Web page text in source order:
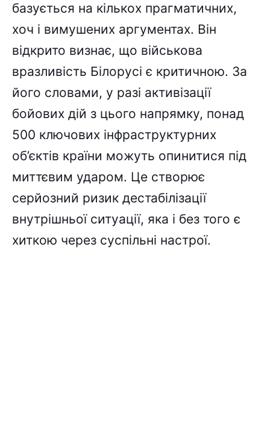
базується на кількох прагматичних,
хоч і вимушених аргументах. Він
відкрито визнає, що військова
вразливість Білорусі є критичною. За
його словами, у разі активізації
бойових дій з цього напрямку, понад
500 ключових інфраструктурних
об’єктів країни можуть опинитися під
миттєвим ударом. Це створює
серйозний ризик дестабілізації
внутрішньої ситуації, яка і без того є
хиткою через суспільні настрої.